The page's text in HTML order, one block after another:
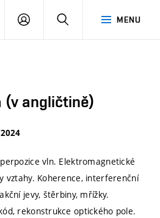
MENU
PŘIHLÁSIT
(v angličtině)
vln. Elektromagnetické
vztahy. Koherence, interferenční
jevy, štěrbiny, mřížky.
rekonstrukce optického pole.